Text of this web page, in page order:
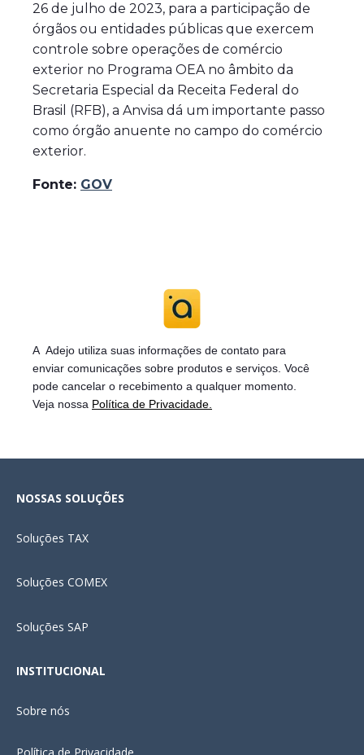
26 de julho de 2023, para a participação de
órgãos ou entidades públicas que exercem
controle sobre operações de comércio
exterior no Programa OEA no âmbito da
Secretaria Especial da Receita Federal do
Brasil (RFB), a Anvisa dá um importante passo
como órgão anuente no campo do comércio
exterior.
Fonte: GOV
A Adejo utiliza suas informações de contato para
enviar comunicações sobre produtos e serviços. Você
pode cancelar o recebimento a qualquer momento.
Veja nossa Política de Privacidade.
NOSSAS SOLUÇÕES
Soluções TAX
Soluções COMEX
Soluções SAP
INSTITUCIONAL
Sobre nós